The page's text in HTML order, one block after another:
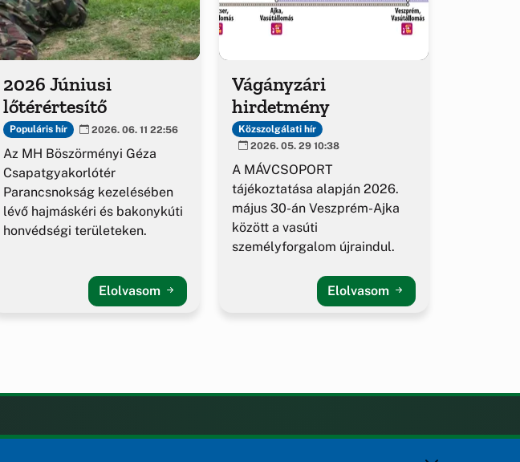
2026 Júniusi
lőtérértesítő
Populáris hír 2026. 06. 11 22:56
Az MH Böszörményi Géza
Csapatgyakorlótér
Parancsnokság kezelésében
lévő hajmáskéri és bakonykúti
honvédségi területeken.
Elolvasom
Vágányzári
hirdetmény
Közszolgálati hír
2026. 05. 29 10:38
A MÁVCSOPORT
tájékoztatása alapján 2026.
május 30-án Veszprém-Ajka
között a vasúti
személyforgalom újraindul.
Elolvasom
KIEGÉSZÍTÉS KAPCSOLAT